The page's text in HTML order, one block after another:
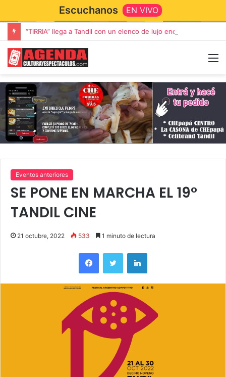
Escuchanos EN VIVO
Eventos anteriores
SE PONE EN MARCHA EL 19°
TANDIL CINE
21 octubre, 2022 533 1 minuto de lectura